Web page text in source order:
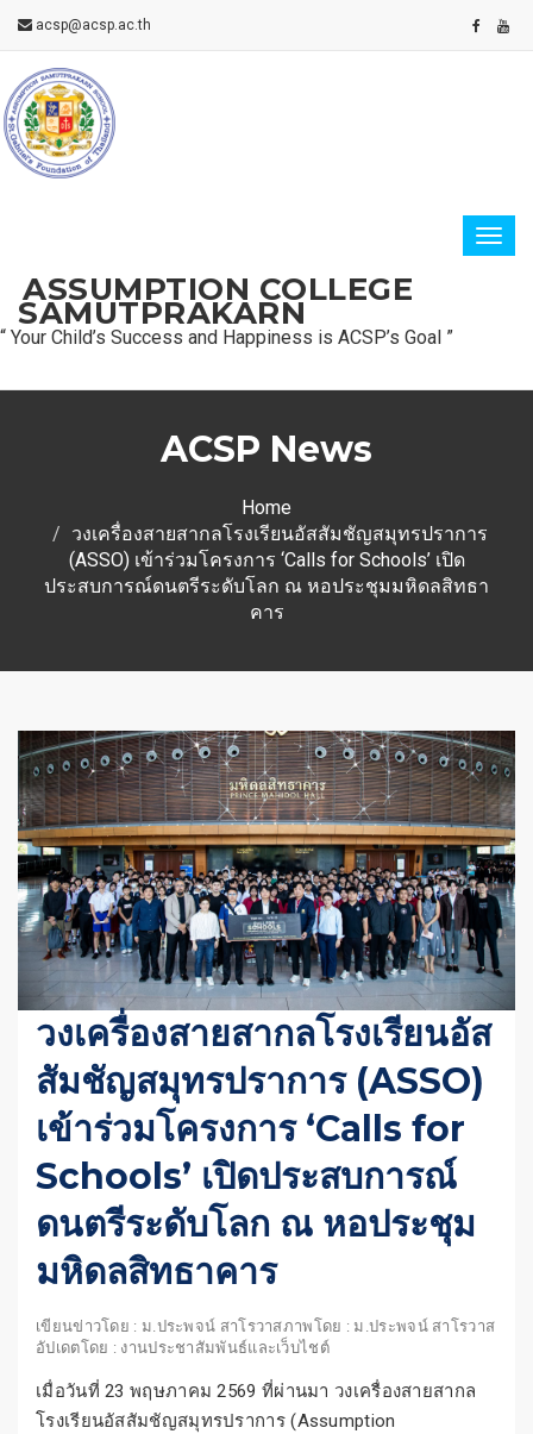
acsp@acsp.ac.th
ASSUMPTION COLLEGE
SAMUTPRAKARN
“ Your Child’s Success and Happiness is ACSP’s Goal ”
ACSP News
Home
วงเครื่องสายสากลโรงเรียนอัสสัมชัญสมุทรปราการ
(ASSO) เข้าร่วมโครงการ ‘Calls for Schools’ เปิด
ประสบการณ์ดนตรีระดับโลก ณ หอประชุมมหิดลสิทธา
คาร
วงเครื่องสายสากลโรงเรียนอัส
สัมชัญสมุทรปราการ (ASSO)
เข้าร่วมโครงการ ‘Calls for
Schools’ เปิดประสบการณ์
ดนตรีระดับโลก ณ หอประชุม
มหิดลสิทธาคาร
เขียนข่าวโดย : ม.ประพจน์ สาโรวาสภาพโดย : ม.ประพจน์ สาโรวาส
อัปเดตโดย : งานประชาสัมพันธ์และเว็บไชต์
เมื่อวันที่ 23 พฤษภาคม 2569 ที่ผ่านมา วงเครื่องสายสากล
โรงเรียนอัสสัมชัญสมุทรปราการ (Assumption